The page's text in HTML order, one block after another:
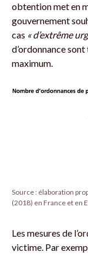
obtention met en
gouvernement
cas « d’extrême
d’ordonnance
maximum.
Source : élaboration
(2018) en France et en
Les mesures de
victime. Par